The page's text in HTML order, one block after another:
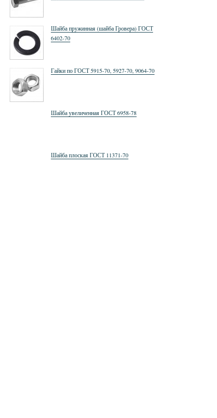
Шайба пружинная (шайба Гровера) ГОСТ
6402-70
Гайки по ГОСТ 5915-70, 5927-70, 9064-70
Шайба увеличенная ГОСТ 6958-78
Шайба плоская ГОСТ 11371-70